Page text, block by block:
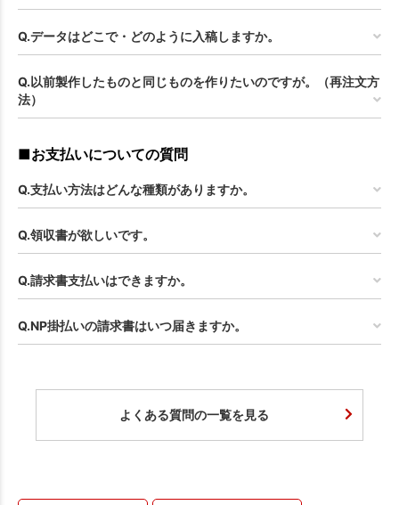
Q.データはどこで・どのように入稿しますか。
Q.以前製作したものと同じものを作りたいのですが。（再注文方
法）
■お支払いについての質問
Q.支払い方法はどんな種類がありますか。
Q.領収書が欲しいです。
Q.請求書支払いはできますか。
Q.NP掛払いの請求書はいつ届きますか。
よくある質問の一覧を見る